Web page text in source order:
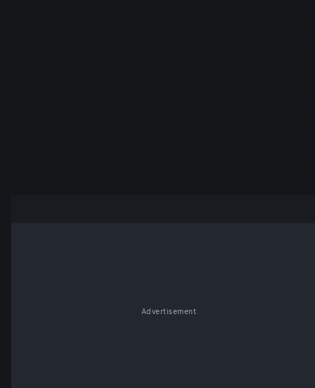
Advertisement